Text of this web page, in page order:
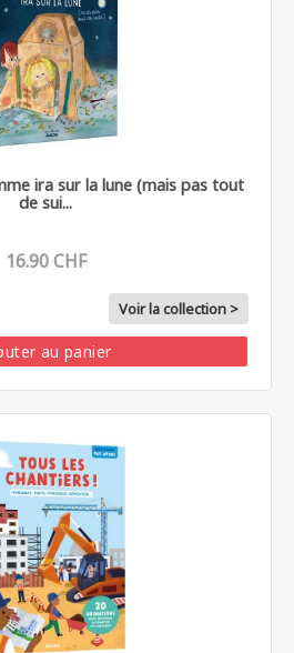
ira sur la lune (mais pas tout
de sui...
16.90 CHF
Voir la collection >
au panier